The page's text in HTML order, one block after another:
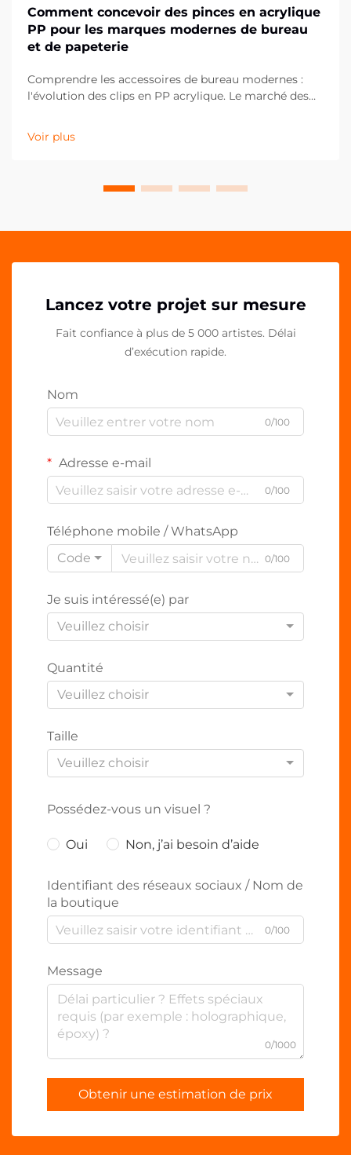
Comment concevoir des pinces en acrylique
PP pour les marques modernes de bureau
et de papeterie
Comprendre les accessoires de bureau modernes :
l'évolution des clips en PP acrylique. Le marché des
cours de la dernière décennie, les clips en PP
acrylique s'imposant comme un élément essentiel
Voir plus
Lancez votre projet sur mesure
Fait confiance à plus de 5 000 artistes. Délai
d’exécution rapide.
Nom
0/100
Adresse e-mail
0/100
Téléphone mobile / WhatsApp
Code
0/100
Je suis intéressé(e) par
Veuillez choisir
Quantité
Veuillez choisir
Taille
Veuillez choisir
Possédez-vous un visuel ?
Oui Non, j’ai besoin d’aide
Identifiant des réseaux sociaux / Nom de
la boutique
0/100
Message
0/1000
Obtenir une estimation de prix